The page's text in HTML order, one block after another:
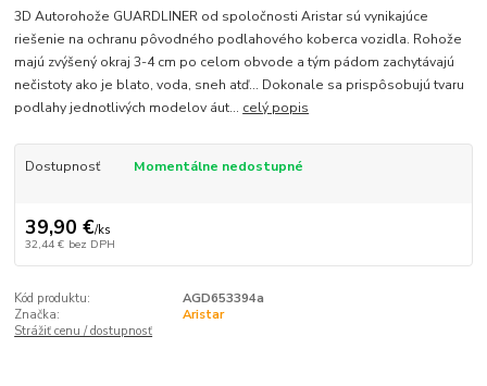
3D Autorohože GUARDLINER od spoločnosti Aristar sú vynikajúce
riešenie na ochranu pôvodného podlahového koberca vozidla. Rohože
majú zvýšený okraj 3-4 cm po celom obvode a tým pádom zachytávajú
nečistoty ako je blato, voda, sneh atď... Dokonale sa prispôsobujú tvaru
podlahy jednotlivých modelov áut... celý popis
Dostupnosť Momentálne nedostupné
39,90 €/ks
32,44 € bez DPH
Kód produktu:
AGD653394a
Značka:
Aristar
Strážiť cenu / dostupnosť